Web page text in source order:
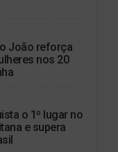
João reforça
nos 20
o 1º lugar no
e supera